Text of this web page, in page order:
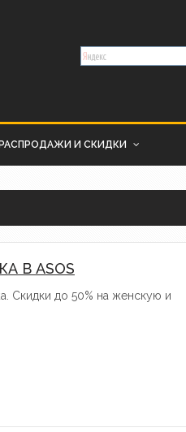
РАСПРОДАЖИ И СКИДКИ
В ASOS
Скидки до 50% на женскую и